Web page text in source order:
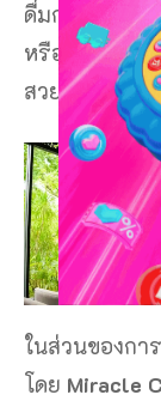
ดื่มกาแฟพร้อ
หรือความวุ่น
สวยๆ ให้ดื่มด่
ในส่วนของกา
โดย Miracle